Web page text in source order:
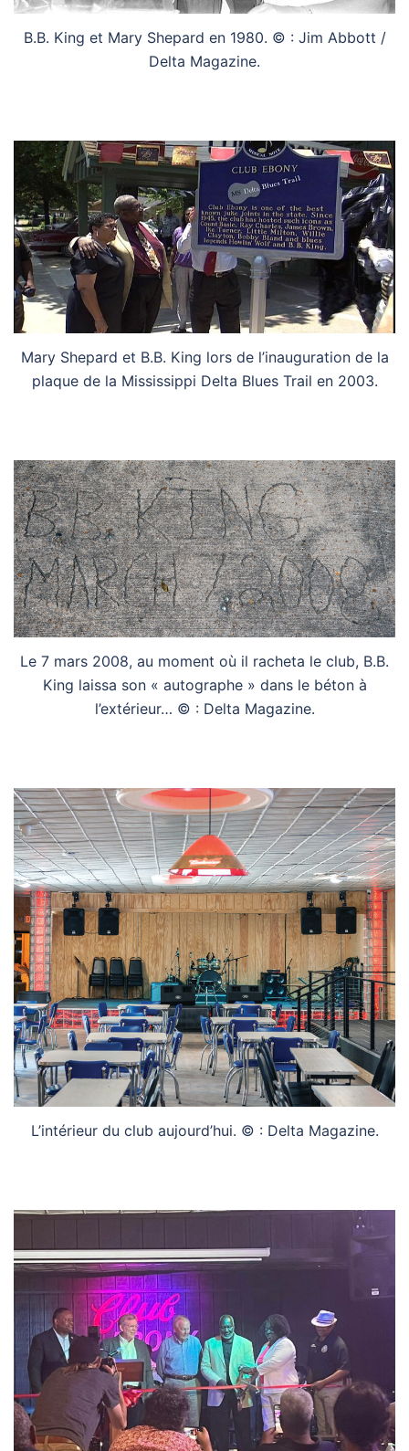
B.B. King et Mary Shepard en 1980. © : Jim Abbott /
Delta Magazine.
Mary Shepard et B.B. King lors de l’inauguration de la
plaque de la Mississippi Delta Blues Trail en 2003.
Le 7 mars 2008, au moment où il racheta le club, B.B.
King laissa son « autographe » dans le béton à
l’extérieur… © : Delta Magazine.
L’intérieur du club aujourd’hui. © : Delta Magazine.